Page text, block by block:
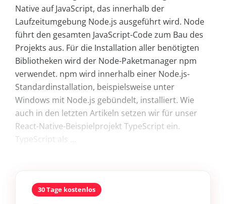
Native auf JavaScript, das innerhalb der
Laufzeitumgebung Node.js ausgeführt wird. Node
führt den gesamten JavaScript-Code zum Bau des
Projekts aus. Für die Installation aller benötigten
Bibliotheken wird der Node-Paketmanager npm
verwendet. npm wird innerhalb einer Node.js-
Standardinstallation, beispielsweise unter
Windows mit Node.js gebündelt, installiert. Wie
auch in den letzten Artikeln setzen wir für unser
React-Native-Beispielprojekt TypeScript ein.
TypeScript als ...
30 Tage kostenlos